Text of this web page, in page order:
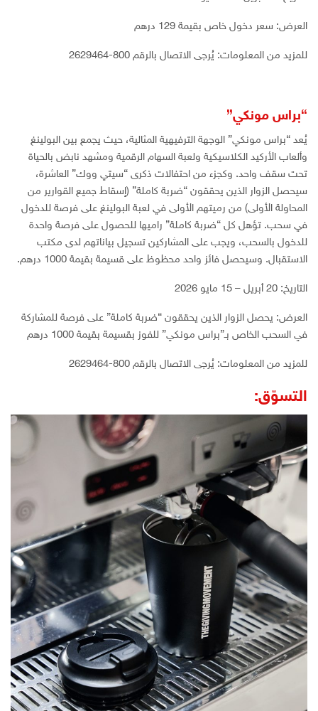
العرض: سعر دخول خاص بقيمة 129 درهم
للمزيد من المعلومات: يُرجى الاتصال بالرقم 800-2629464
“براس مونكي”
يُعد “براس مونكي” الوجهة الترفيهية المثالية، حيث يجمع بين البولينغ
وألعاب الأركيد الكلاسيكية ولعبة السهام الرقمية ومشهد نابض بالحياة
تحت سقف واحد. وكجزء من احتفالات ذكرى “سيتي ووك” العاشرة،
سيحصل الزوار الذين يحققون “ضربة كاملة” (إسقاط جميع القوارير من
المحاولة الأولى) من رميتهم الأولى في لعبة البولينغ على فرصة للدخول
في سحب. تؤهل كل “ضربة كاملة” راميها للحصول على فرصة واحدة
للدخول بالسحب، ويجب على المشاركين تسجيل بياناتهم لدى مكتب
الاستقبال. وسيحصل فائز واحد محظوظ على قسيمة بقيمة 1000 درهم.
التاريخ: 20 أبريل – 15 مايو 2026
العرض: يحصل الزوار الذين يحققون “ضربة كاملة” على فرصة للمشاركة
في السحب الخاص بـ”براس مونكي” للفوز بقسيمة بقيمة 1000 درهم
للمزيد من المعلومات: يُرجى الاتصال بالرقم 800-2629464
التسوّق: